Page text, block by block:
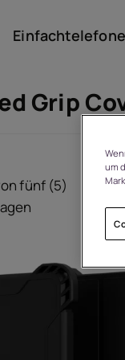
Einfachtelefone
Grip
fünf (5)
um